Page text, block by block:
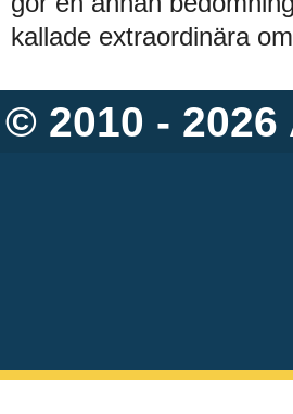
kallade extraordinära
© 2010 - 2026